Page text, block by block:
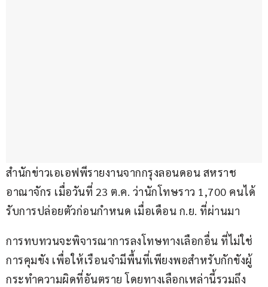
สำนักข่าวเอเอฟพีรายงานจากกรุงลอนดอน สหราช
อาณาจักร เมื่อวันที่ 23 ต.ค. ว่านักโทษราว 1,700 คนได้
รับการปล่อยตัวก่อนกำหนด เมื่อเดือน ก.ย. ที่ผ่านมา
การทบทวนจะพิจารณาการลงโทษทางเลือกอื่น ที่ไม่ใช่
การคุมขัง เพื่อให้เรือนจำมีพื้นที่เพียงพอสำหรับกักขังผู้
กระทำความผิดที่อันตราย โดยทางเลือกเหล่านี้รวมถึง